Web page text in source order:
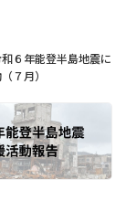
和６年能登半島地震に
７月）